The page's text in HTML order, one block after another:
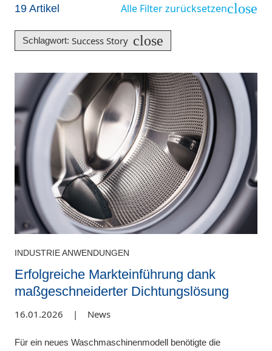
19 Artikel Alle Filter zurücksetzenclose
Schlagwort: Success Story close
INDUSTRIE ANWENDUNGEN
Erfolgreiche Markteinführung dank
maßgeschneiderter Dichtungslösung
16.01.2026 | News
Für ein neues Waschmaschinenmodell benötigte die